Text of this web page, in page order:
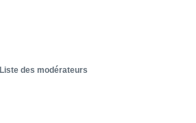
Liste des modérateurs